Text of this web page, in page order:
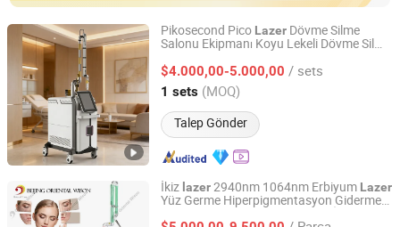
Pikosecond Pico Lazer Dövme Silme
Salonu Ekipmanı Koyu Lekeli Dövme Silme
$4.000,00-5.000,00 / sets
1 sets (MOQ)
Talep Gönder
HEBEI KEYLASER SCI-TECH CO., LTD.
Hebei, China Fiyat 2016
İkiz lazer2940nm 1064nm Erbiyum Lazer
Yüz Germe Hiperpigmentasyon Giderme
Beijing Oriental Wison Technology Co., Limited